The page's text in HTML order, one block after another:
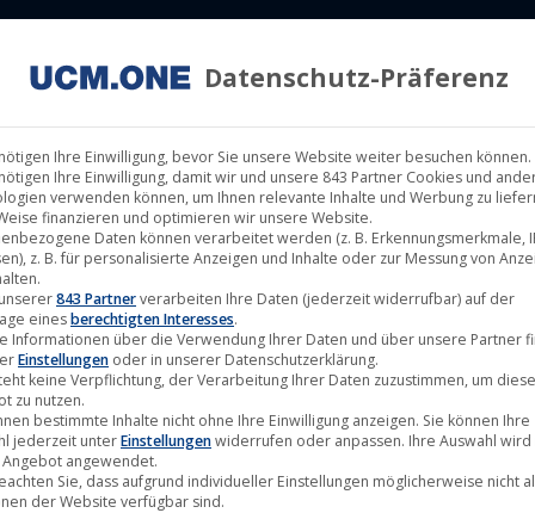
LABELS KINOVERLEIH MUSIK LABELS
Ashu Bhati mit Eva Habermann
Datenschutz-Präferenz
Ihre Einwilligung, bevor Sie unsere Website weiter besuchen können.
Ihre Einwilligung, damit wir und unsere 843 Partner Cookies und
verwenden können, um Ihnen relevante Inhalte und Werbung zu
finanzieren und optimieren wir unsere Website.
Daten können verarbeitet werden (z. B. Erkennungsmerkmale,
z. B. für personalisierte Anzeigen und Inhalte oder zur Messung von
843 Partnerverarbeiten Ihre Daten (jederzeit widerrufbar) auf der
einesberechtigten Interesses.
Informationen über die Verwendung Ihrer Daten und über unsere Partner
Einstellungen oder in unserer Datenschutzerklärung.
keine Verpflichtung, der Verarbeitung Ihrer Daten zuzustimmen, um
zu nutzen.
bestimmte Inhalte nicht ohne Ihre Einwilligung anzeigen. Sie können Ihre
jederzeit unterEinstellungenwiderrufen oder anpassen. Ihre Auswahl wird
angewendet.
Sie, dass aufgrund individueller Einstellungen möglicherweise nicht
der Website verfügbar sind.